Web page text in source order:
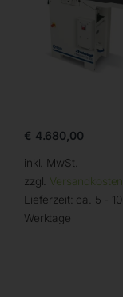
€ 4.680,00
inkl. MwSt.
zzgl. Versandkosten
Lieferzeit: ca. 5 - 10
Werktage